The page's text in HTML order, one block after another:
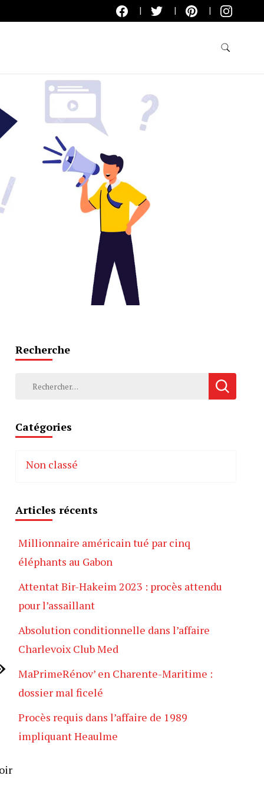
Recherche
Rechercher :
Catégories
Non classé
Articles récents
Millionnaire américain tué par cinq
éléphants au Gabon
Attentat Bir-Hakeim 2023 : procès attendu
pour l’assaillant
Absolution conditionnelle dans l’affaire
Charlevoix Club Med
MaPrimeRénov’ en Charente-Maritime :
dossier mal ficelé
Procès requis dans l’affaire de 1989
impliquant Heaulme